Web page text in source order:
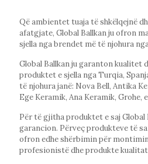
Që ambientet tuaja të shkëlqejnë
afatgjate, Global Ballkan ju ofron
sjella nga brendet më të njohura
Global Ballkan ju garanton kualitet
produktet e sjella nga Turqia,
të njohura janë: Nova Bell, Antika
Ege Keramik, Ana Keramik, Grohe,
Për të gjitha produktet e saj Global
garancion. Përveç produkteve të
ofron edhe shërbimin për
profesionistë dhe produkte